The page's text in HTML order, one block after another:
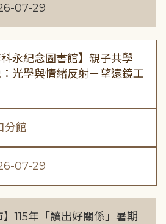
07-29
科永紀念圖書館】親子共學｜
光學與情緒反射－望遠鏡工
分館
07-29
】115年「讀出好關係」暑期